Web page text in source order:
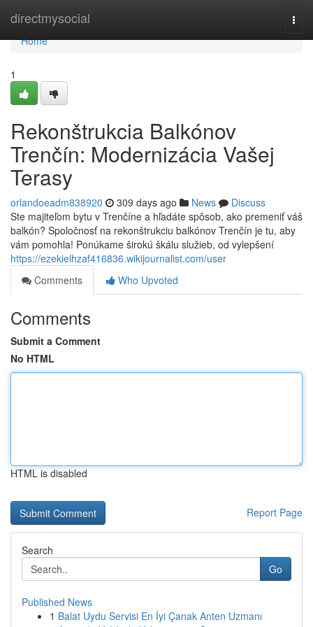
directmysocial
Home
Home
1
Rekonštrukcia Balkónov
Trenčín: Modernizácia Vašej
Terasy
orlandoeadm838920 309 days ago News
Discuss
Ste majiteľom bytu v Trenčíne a hľadáte spôsob, ako premeniť váš
balkón? Spoločnosť na rekonštrukciu balkónov Trenčín je tu, aby
vám pomohla! Ponúkame širokú škálu služieb, od vylepšení
https://ezekielhzaf416836.wikijournalist.com/user
Comments
Who Upvoted
Comments
Submit a Comment
No HTML
HTML is disabled
Report Page
Search
Go
Published News
1 Balat Uydu Servisi En İyi Çanak Anten Uzmanı